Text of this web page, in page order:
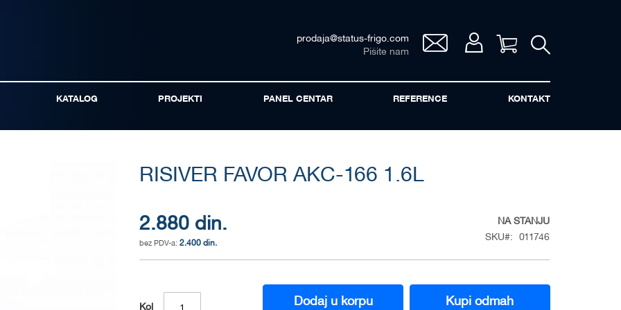
Vaša korpa
prodaja@status-frigo.com
Pišite nam
KATALOG PROJEKTI PANEL CENTAR REFERENCE KONTAKT
RISIVER FAVOR AKC-166 1.6L
2.880 din.
2.400 din.
NA STANJU
SKU
011746
Kol Dodaj u korpu Kupi odmah